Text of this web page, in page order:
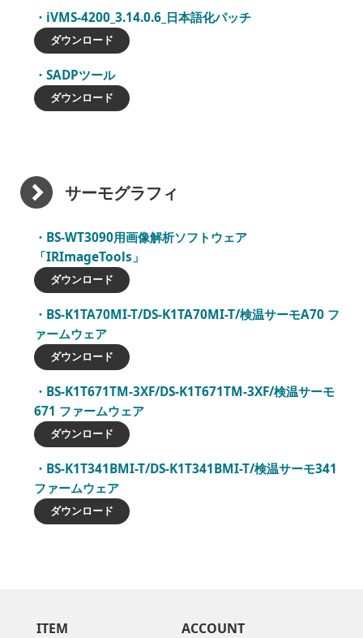
iVMS-4200_3.14.0.6_日本語化パッチ
ダウンロード
SADPツール
ダウンロード
サーモグラフィ
BS-WT3090用画像解析ソフトウェア
「IRImageTools」
ダウンロード
BS-K1TA70MI-T/DS-K1TA70MI-T/検温サーモA70 フ
ァームウェア
ダウンロード
BS-K1T671TM-3XF/DS-K1T671TM-3XF/検温サーモ
671 ファームウェア
ダウンロード
BS-K1T341BMI-T/DS-K1T341BMI-T/検温サーモ341
ファームウェア
ダウンロード
ITEM ACCOUNT